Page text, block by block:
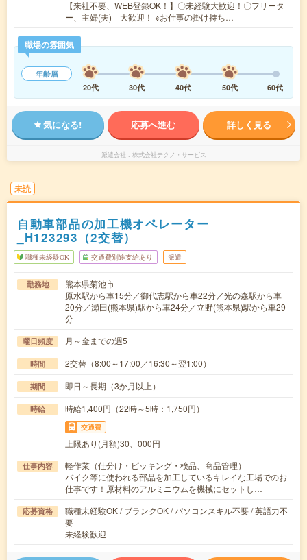
【来社不要、WEB登録OK！】〇未経験大歓迎！〇フリータ
ー、主婦(夫) 大歓迎！ ※お仕事の掛け持ち…
職場の雰囲気
年齢層
20代
30代 40代 50代 60代
気になる! 応募へ進む 詳しく見る
派遣会社 株式会社テクノ・サービス
未読
自動車部品の加工機オペレーター
_H123293（2交替）
職種未経験OK 交通費別途支給あり 派遣
勤務地
熊本県菊池市
原水駅から車15分／御代志駅から車22分／光の森駅から車
20分／瀬田(熊本県)駅から車24分／立野(熊本県)駅から車29
分
曜日頻度 月～金までの週5
時間 2交替（8:00～17:00／16:30～翌1:00）
期間 即日～長期（3か月以上）
時給 時給1,400円（22時～5時：1,750円）
交通費
上限あり(月額)30、000円
仕事内容
軽作業（仕分け・ピッキング・検品、商品管理）
バイク等に使われる部品を加工しているキレイな工場でのお
仕事です！原材料のアルミニウムを機械にセットし…
応募資格
職種未経験OK / ブランクOK / パソコンスキル不要 / 英語力不
要
未経験歓迎